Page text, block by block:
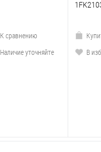
К сравнению
Наличие уточняйте
В